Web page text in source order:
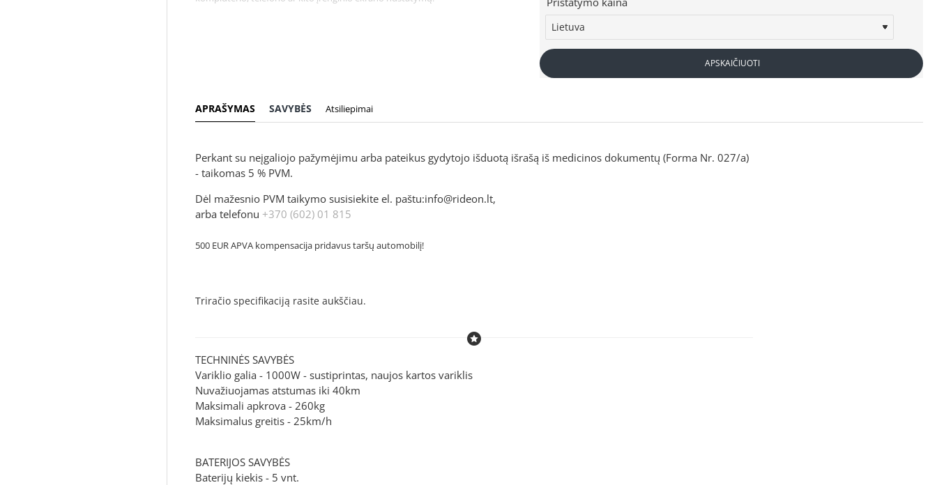
APSKAIČIUOTI
APRAŠYMAS SAVYBĖS Atsiliepimai
Perkant su neįgaliojo pažymėjimu arba pateikus gydytojo išduotą išrašą iš medicinos dokumentų (Forma Nr. 027/a)
- taikomas 5 % PVM.
Dėl mažesnio PVM taikymo susisiekite el. paštu:info@rideon.lt,
arba telefonu +370 (602) 01 815
500 EUR APVA kompensacija pridavus taršų automobilį!
Triračio specifikaciją rasite aukščiau.
TECHNINĖS SAVYBĖS
Variklio galia - 1000W - sustiprintas, naujos kartos variklis
Nuvažiuojamas atstumas iki 40km
Maksimali apkrova - 260kg
Maksimalus greitis - 25km/h
BATERIJOS SAVYBĖS
Baterijų kiekis - 5 vnt.